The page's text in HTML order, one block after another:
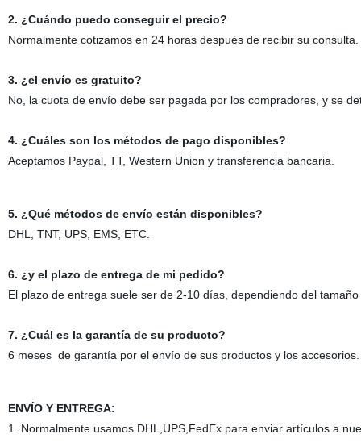
2. ¿Cuándo puedo conseguir el precio?
Normalmente cotizamos en 24 horas después de recibir su
3. ¿el envío es gratuito?
No, la cuota de envío debe ser pagada por los compradores, y se
4. ¿Cuáles son los métodos de pago disponibles?
Aceptamos Paypal, TT, Western Union y transferencia bancaria.
5. ¿Qué métodos de envío están disponibles?
DHL, TNT, UPS, EMS, ETC.
6. ¿y el plazo de entrega de mi pedido?
El plazo de entrega suele ser de 2-10 días, dependiendo del
7. ¿Cuál es la garantía de su producto?
6 meses de garantía por el envío de sus productos y los accesorios.
ENVÍO Y ENTREGA:
1. Normalmente usamos DHL,UPS,FedEx para enviar artículos a